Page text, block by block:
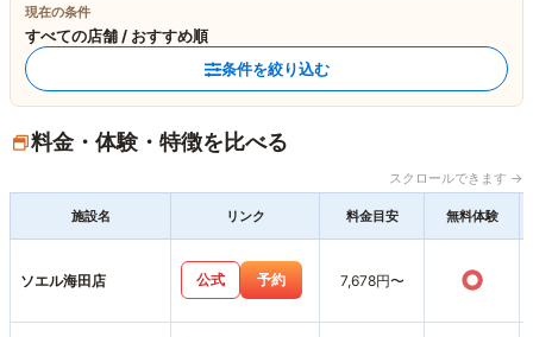
現在の条件
すべての店舗 / おすすめ順
条件を絞り込む
料金・体験・特徴を比べる
スクロールできます →
施設名 リンク 料金目安 無料体験
ソエル海田店 公式 予約 7,678円〜 ○